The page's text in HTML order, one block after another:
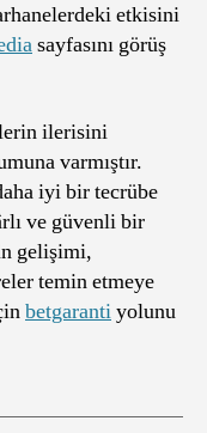
etkisini
sayfasını görüş
ilerisini
varmıştır.
iyi bir tecrübe
ve güvenli bir
gelişimi,
temin etmeye
betgarantiyolunu